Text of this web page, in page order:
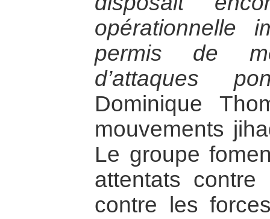
opérationnelle
permis de
d’attaques
Dominique
mouvements
Le groupe
attentats
contre les